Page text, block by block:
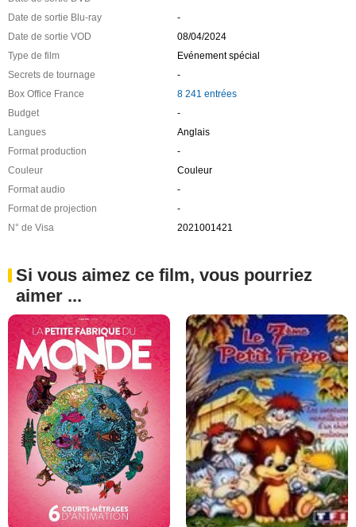
Date de sortie Blu-ray
-
Date de sortie VOD
08/04/2024
Type de film
Evénement spécial
Secrets de tournage
-
Box Office France
8 241 entrées
Budget
-
Langues
Anglais
Format production
-
Couleur
Couleur
Format audio
-
Format de projection
-
N° de Visa
2021001421
Si vous aimez ce film, vous pourriez
aimer ...